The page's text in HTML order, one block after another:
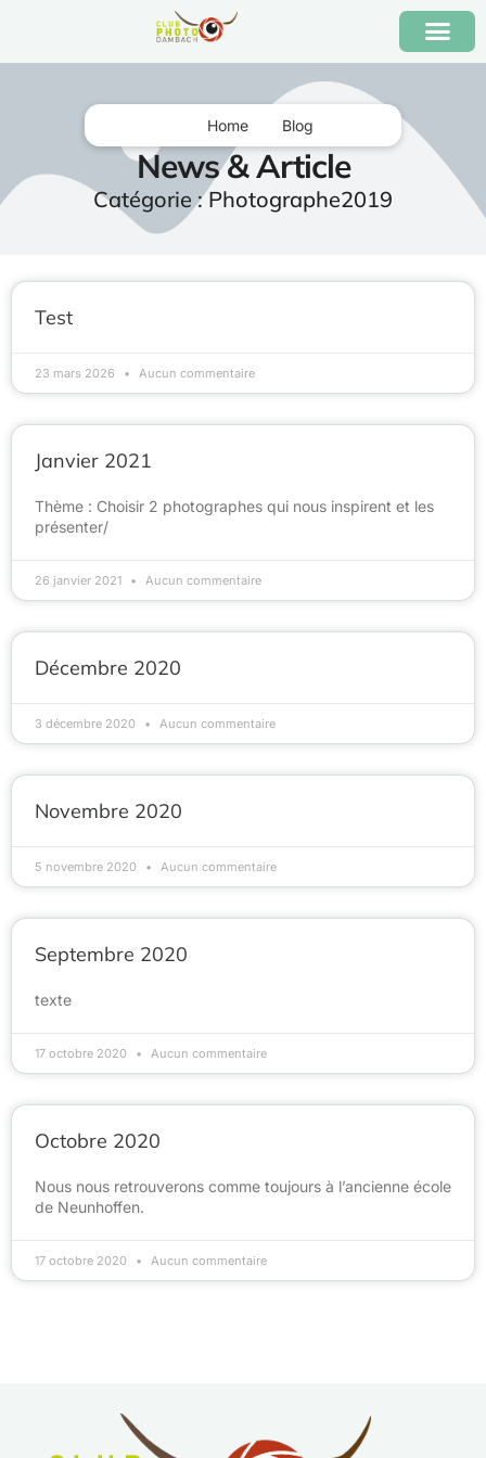
Home Blog
News & Article
Catégorie : Photographe2019
Test
23 mars 2026 Aucun commentaire
Janvier 2021
Thème : Choisir 2 photographes qui nous inspirent et les
présenter/
26 janvier 2021 Aucun commentaire
Décembre 2020
3 décembre 2020 Aucun commentaire
Novembre 2020
5 novembre 2020 Aucun commentaire
Septembre 2020
texte
17 octobre 2020 Aucun commentaire
Octobre 2020
Nous nous retrouverons comme toujours à l’ancienne école
de Neunhoffen.
17 octobre 2020 Aucun commentaire